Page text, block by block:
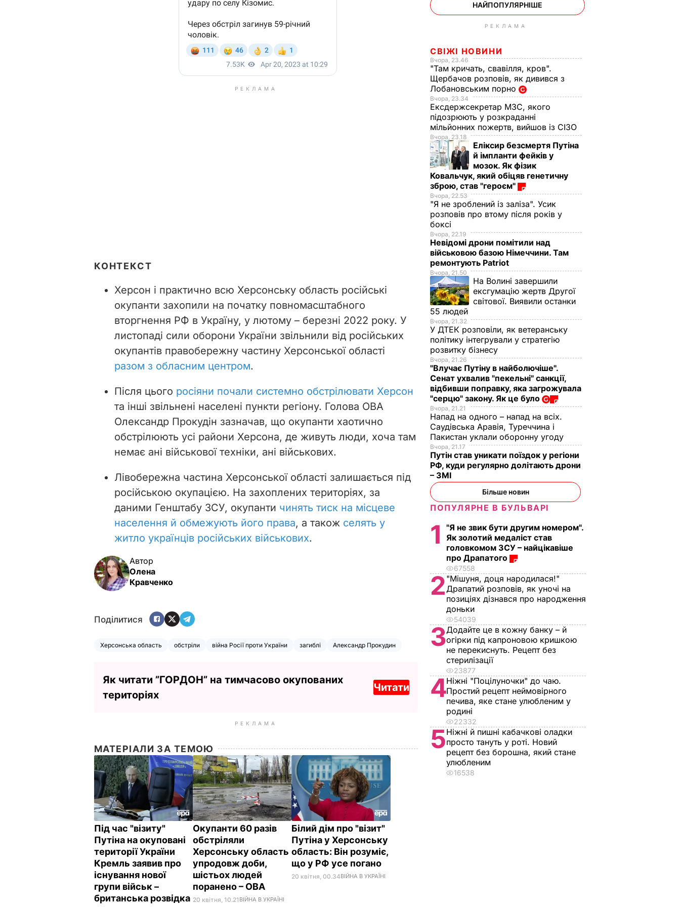
РЕКЛАМА
КОНТЕКСТ
Херсон і практично всю Херсонську область російські
окупанти захопили на початку повномасштабного
вторгнення РФ в Україну, у лютому – березні 2022 року. У
листопаді сили оборони України звільнили від російських
окупантів правобережну частину Херсонської області
разом з обласним центром.
Після цього росіяни почали системно обстрілювати Херсон
та інші звільнені населені пункти регіону. Голова ОВА
Олександр Прокудін зазначав, що окупанти хаотично
обстрілюють усі райони Херсона, де живуть люди, хоча там
немає ані військової техніки, ані військових.
Лівобережна частина Херсонської області залишається під
російською окупацією. На захоплених територіях, за
даними Генштабу ЗСУ, окупанти чинять тиск на місцеве
населення й обмежують його права, а також селять у
житло українців російських військових.
Автор
Олена
Кравченко
Поділитися
Херсонська область обстріли війна Росії проти України загиблі Александр Прокудин
Як читати ”ГОРДОН” на тимчасово окупованих
територіях
Читати
РЕКЛАМА
МАТЕРІАЛИ ЗА ТЕМОЮ
Під час "візиту"
Путіна на окуповані
території України
Кремль заявив про
існування нової
групи військ –
британська розвідка
Окупанти 60 разів
обстріляли
Херсонську область
упродовж доби,
шістьох людей
поранено – ОВА
20 квітня, 10.21 ВІЙНА В УКРАЇНІ
Білий дім про "візит"
Путіна у Херсонську
область: Він розуміє,
що у РФ усе погано
20 квітня, 00.34ВІЙНА В УКРАЇНІ
НАЙПОПУЛЯРНІШЕ
РЕКЛАМА
СВІЖІ НОВИНИ
Вчора, 23.46
"Там кричать, свавілля, кров".
Щербачов розповів, як дивився з
Лобановським порно
Вчора, 23.34
Ексдержсекретар МЗС, якого
підозрюють у розкраданні
мільйонних пожертв, вийшов із СІЗО
Вчора, 23.18
Еліксир безсмертя Путіна
й імпланти фейків у
мозок. Як фізик
Ковальчук, який обіцяв генетичну
зброю, став "героєм"
Вчора, 22.53
"Я не зроблений із заліза". Усик
розповів про втому після років у
боксі
Вчора, 22.19
Невідомі дрони помітили над
військовою базою Німеччини. Там
ремонтують Patriot
Вчора, 21.50
На Волині завершили
ексгумацію жертв Другої
світової. Виявили останки
55 людей
Вчора, 21.32
У ДТЕК розповіли, як ветеранську
політику інтегрували у стратегію
розвитку бізнесу
Вчора, 21.26
"Влучає Путіну в найболючіше".
Сенат ухвалив "пекельні" санкції,
відбивши поправку, яка загрожувала
"серцю" закону. Як це було
Вчора, 21.21
Напад на одного – напад на всіх.
Саудівська Аравія, Туреччина і
Пакистан уклали оборонну угоду
Вчора, 21.17
Путін став уникати поїздок у регіони
РФ, куди регулярно долітають дрони
– ЗМІ
Більше новин
ПОПУЛЯРНЕ В БУЛЬВАРІ
1
"Я не звик бути другим номером".
Як золотий медаліст став
головкомом ЗСУ – найцікавіше
про Драпатого
67558
2 "Мішуня, доця народилася!"
Драпатий розповів, як уночі на
позиціях дізнався про народження
доньки
54039
3Додайте це в кожну банку – й
огірки під капроновою кришкою
не перекиснуть. Рецепт без
стерилізації
23877
4Ніжні "Поцілуночки" до чаю.
Простий рецепт неймовірного
печива, яке стане улюбленим у
родині
22332
5Ніжні й пишні кабачкові оладки
просто тануть у роті. Новий
рецепт без борошна, який стане
улюбленим
16538